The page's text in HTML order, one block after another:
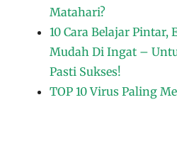
Matahari?
10 Cara Belajar Pintar,
Mudah Di Ingat –
Pasti Sukses!
TOP 10 Virus Paling